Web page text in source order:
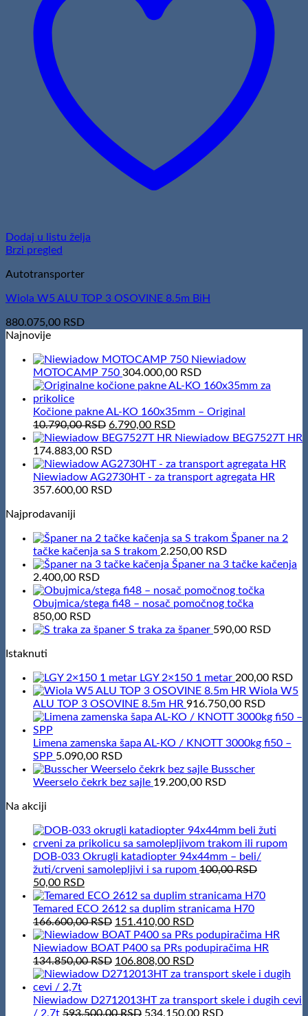
Dodaj u listu želja
Brzi pregled
Autotransporter
Wiola W5 ALU TOP 3 OSOVINE 8.5m BiH
880.075,00 RSD
Najnovije
Niewiadow
MOTOCAMP 750 304.000,00 RSD
Kočione pakne AL-KO 160x35mm – Original
10.790,00RSD Original
price
was:
10.790,00 RSD.
6.790,00 RSDCurrent
price
6.790,00 RSD.
Niewiadow BEG7527T HR
174.883,00 RSD
Niewiadow AG2730HT - za transport agregata HR
357.600,00 RSD
Najprodavaniji
Španer na 2
tačke kačenja sa S trakom 2.250,00 RSD
Španer na 3 tačke kačenja
2.400,00 RSD
Obujmica/stega fi48 – nosač pomočnog točka
850,00 RSD
S traka za španer 590,00 RSD
Istaknuti
LGY 2×150 1 metar 200,00 RSD
Wiola W5
ALU TOP 3 OSOVINE 8.5m HR 916.750,00 RSD
Limena zamenska šapa AL-KO / KNOTT 3000kg fi50 –
SPP 5.090,00 RSD
Busscher
Weerselo čekrk bez sajle 19.200,00 RSD
Na akciji
DOB-033 Okrugli katadiopter 94x44mm – beli/
žuti/crveni samolepljivi i sa rupom 100,00RSD
Original
price
was:
100,00 RSD.
50,00 RSDCurrent
price
is:
50,00 RSD.
Temared ECO 2612 sa duplim stranicama H70
166.600,00RSD Original
price
was:
166.600,00 RSD.
151.410,00 RSDCurrent
price
is:
151.410,00 RSD.
Niewiadow BOAT P400 sa PRs podupiračima HR
134.850,00RSD Original
price
134.850,00 RSD.
106.808,00 RSDCurrent
price
106.808,00 RSD.
Niewiadow D2712013HT za transport skele i dugih cevi
/ 2,7t 593.500,00RSD Original
534.150,00 RSDCurrent